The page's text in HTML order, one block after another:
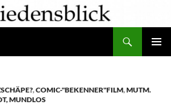
,COMIC-"BEKENNER"FILM,MUTM.
MUNDLOS